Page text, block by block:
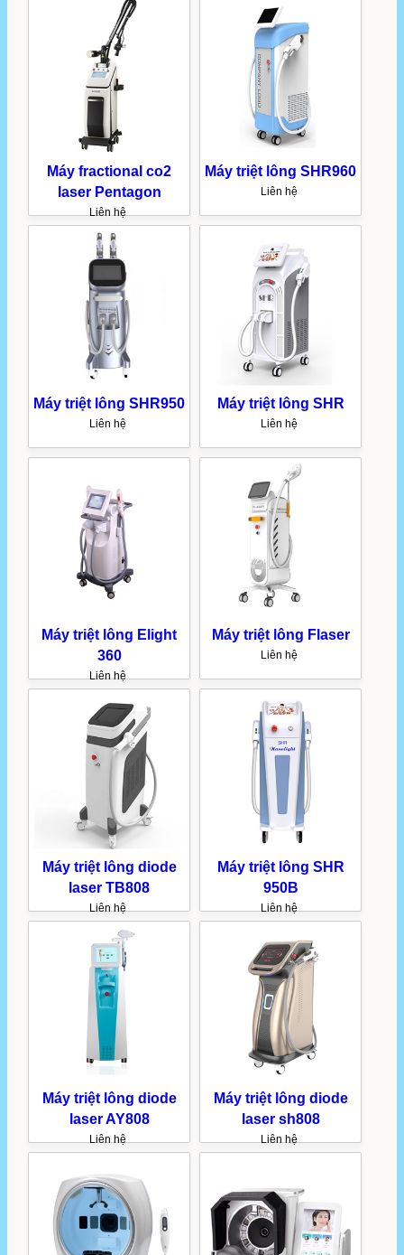
Máy fractional co2
laser Pentagon
Liên hệ
Máy triệt lông SHR960
Liên hệ
Máy triệt lông SHR950
Liên hệ
Máy triệt lông SHR
Liên hệ
Máy triệt lông Elight
360
Liên hệ
Máy triệt lông Flaser
Liên hệ
Máy triệt lông diode
laser TB808
Liên hệ
Máy triệt lông SHR
950B
Liên hệ
Máy triệt lông diode
laser AY808
Liên hệ
Máy triệt lông diode
laser sh808
Liên hệ